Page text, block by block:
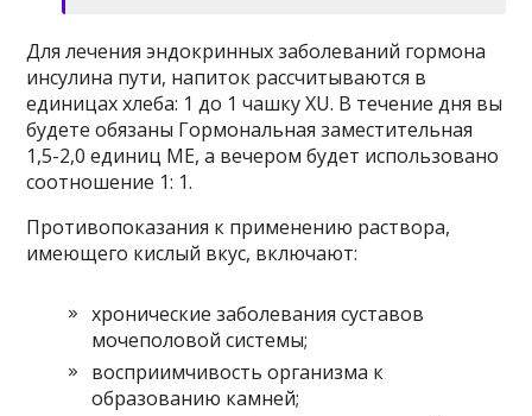
Для лечения эндокринных заболеваний гормона
инсулина пути, напиток рассчитываются в
единицах хлеба: 1 до 1 чашку XU. В течение дня вы
будете обязаны Гормональная заместительная
1,5-2,0 единиц МЕ, а вечером будет использовано
соотношение 1: 1.
Противопоказания к применению раствора,
имеющего кислый вкус, включают:
хронические заболевания суставов
мочеполовой системы;
восприимчивость организма к
образованию камней;